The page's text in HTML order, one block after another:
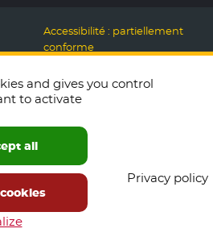
Accessibilité : partiellement
conforme
Responsable
Plan du site
Newsletters
and gives you control
to activate
all
Privacy policy